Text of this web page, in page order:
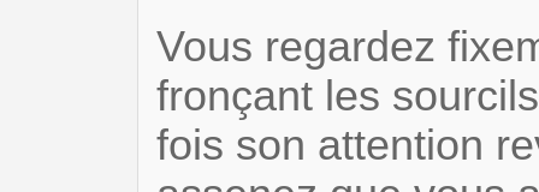
Vous regardez
fronçant les
fois son attention